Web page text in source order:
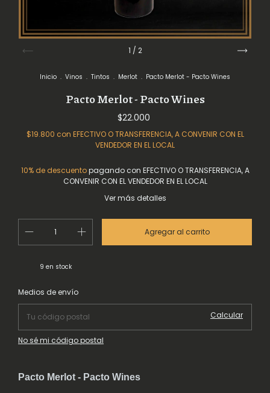
1 / 2
Inicio . Vinos . Tintos . Merlot . Pacto Merlot - Pacto Wines
Pacto Merlot - Pacto Wines
$22.000
$19.800 con EFECTIVO O TRANSFERENCIA, A CONVENIR CON EL
VENDEDOR EN EL LOCAL
10% de descuentopagando con EFECTIVO O TRANSFERENCIA, A
CONVENIR CON EL VENDEDOR EN EL LOCAL
Ver más detalles
9 en stock
Entregas para el CP:
Medios de envío
Calcular
No sé mi código postal
Pacto Merlot - Pacto Wines